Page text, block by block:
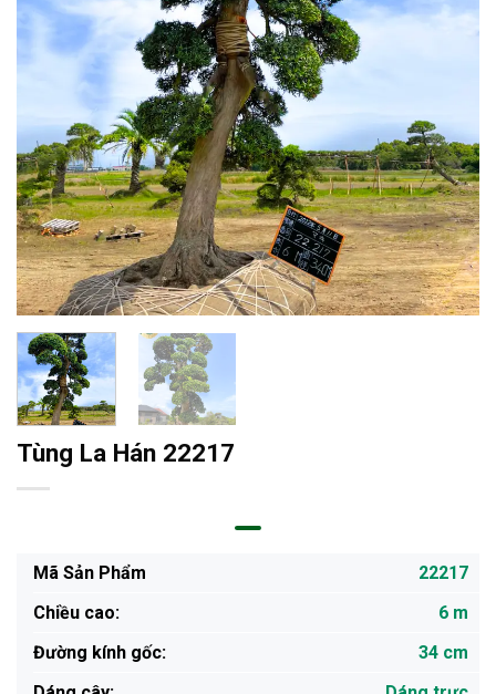
Tùng La Hán 22217
Mã Sản Phẩm
22217
Chiều cao:
6 m
Đường kính gốc:
34 cm